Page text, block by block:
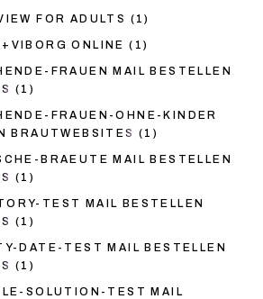
FOR ADULTS (1)
ONLINE (1)
FRAUEN MAIL BESTELLEN
(1)
FRAUEN-OHNE-KINDER
BRAUTWEBSITES (1)
BRAEUTE MAIL BESTELLEN
(1)
TEST MAIL BESTELLEN
(1)
DATE-TEST MAIL BESTELLEN
(1)
SOLUTION-TEST MAIL